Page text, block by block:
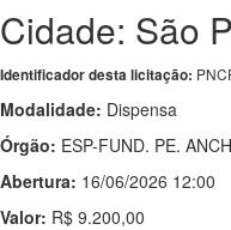
Cidade: São
Identificador desta licitação:
Modalidade: Dispensa
Órgão: ESP-FUND. PE.
Abertura: 16/06/2026 12:00
Valor: R$ 9.200,00